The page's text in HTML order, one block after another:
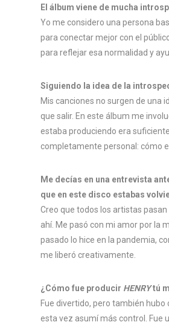
El álbum viene de mucha
Yo me considero una persona
para conectar mejor con el
para reflejar esa normalidad y
Siguiendo la idea de la
Mis canciones no surgen de una
que salir. En este álbum me
estaba produciendo era
completamente personal: cómo
Me decías en una entrevista
que en este disco estabas
Creo que todos los artistas
ahí. Me pasó con mi amor por la
pasado lo hice en la pandemia,
me liberó creativamente.
¿Cómo fue producir HENRYtú
Fue divertido, pero también
esta vez asumí más control. Fue